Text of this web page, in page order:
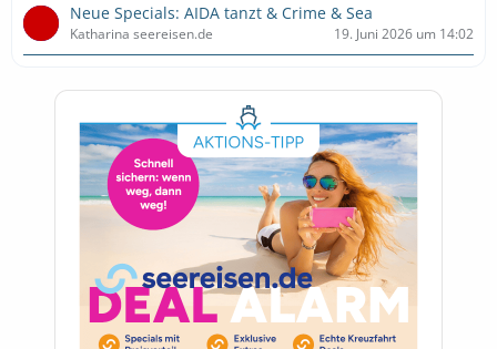
Neue Specials: AIDA tanzt & Crime & Sea
Katharina seereisen.de 19. Juni 2026 um 14:02